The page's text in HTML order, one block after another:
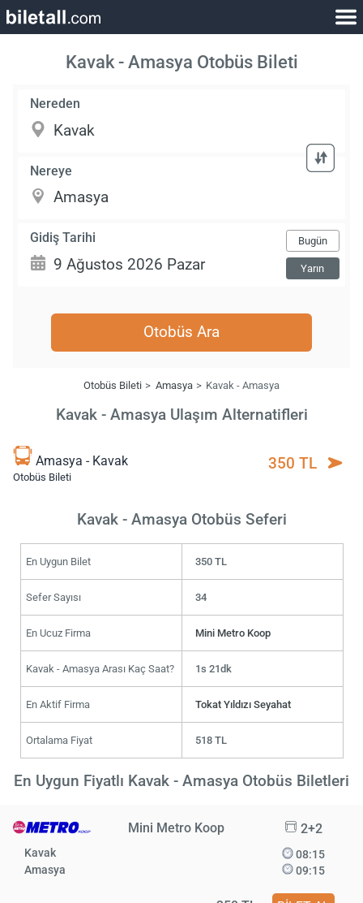
Kavak - Amasya Otobüs Bileti
Nereden
Nereye
Gidiş Tarihi Bugün
Yarın
Otobüs Ara
Otobüs Bileti Amasya Kavak - Amasya
Kavak - Amasya Ulaşım Alternatifleri
Amasya - Kavak
Otobüs Bileti
350 TL
Kavak - Amasya Otobüs Seferi
En Uygun Bilet 350 TL
Sefer Sayısı 34
En Ucuz Firma Mini Metro Koop
Kavak - Amasya Arası Kaç Saat? 1s 21dk
En Aktif Firma Tokat Yıldızı Seyahat
Ortalama Fiyat 518 TL
En Uygun Fiyatlı Kavak - Amasya Otobüs Biletleri
Mini Metro Koop 2+2
Kavak
Amasya
08:15
09:15